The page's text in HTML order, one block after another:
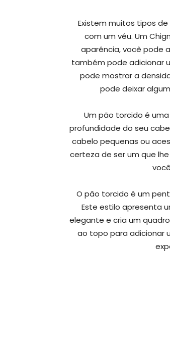
Existem muitos tipos
com um véu. Um
aparência, você pode
também pode adicionar
pode mostrar a
pode deixar
Um pão torcido é
profundidade do seu
cabelo pequenas ou
certeza de ser um que
O pão torcido é um
Este estilo apresenta
elegante e cria um
ao topo para adicionar